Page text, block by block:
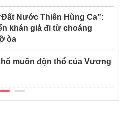
Nước Thiên Hùng Ca”:
khán giả đi từ choáng
òa
hổ muốn độn thổ của Vương